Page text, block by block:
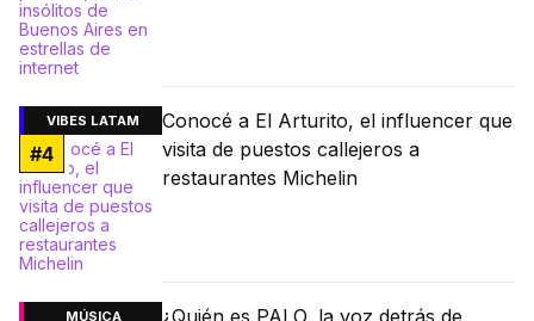
VIBES LATAM
#4
Conocé a El Arturito, el influencer que
visita de puestos callejeros a
restaurantes Michelin
MÚSICA